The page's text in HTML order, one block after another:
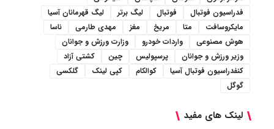
فدراسیون فوتبال
فوتبال لیگ برتر
لیگ قهرمانان آسیا
مایکروسافت
متا مریخ مغز مهدی طارمی
ناسا
هوش مصنوعی
واردات خودرو
وزارت ورزش و جوانان
وزیر ورزش و جوانان
پرسپولیس چین
کشتی آزاد
کنفدراسیون فوتبال آسیا
کوالکام کپی لینک
گلکسی
گوگل
لینک های مفید